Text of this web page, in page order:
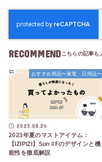
RECOMMEND
おすすめ商品〜家電・日用品〜
2023.08.24
2023年夏のマストアイテム：
【IZIPIZI】Sun #Fのデザインと機
能性を徹底解説